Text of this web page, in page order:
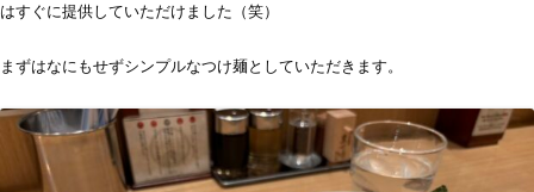
はすぐに提供していただけました（笑）
まずはなにもせずシンプルなつけ麺としていただきます。